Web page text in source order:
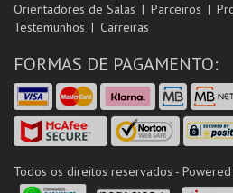
Orientadores de Salas
Parceiros
Testemunhos
Carreiras
FORMAS DE PAGAMENTO:
Todos os direitos reservados -